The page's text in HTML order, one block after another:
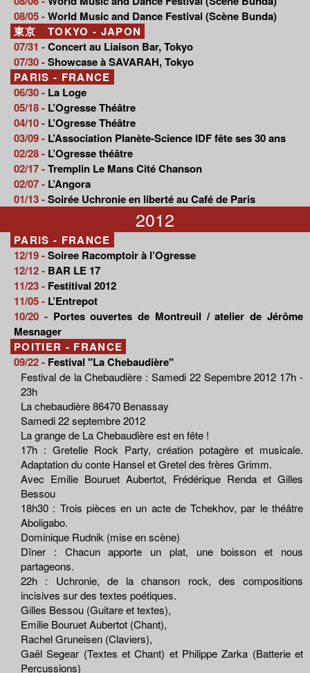
08/05 -World Music and Dance Festival (Scène Bunda)
東京 TOKYO - JAPON
07/31 -Concert au Liaison Bar, Tokyo
07/30 -Showcase à SAVARAH, Tokyo
PARIS - FRANCE
06/30 - La Loge
05/18 - L’Ogresse Théâtre
04/10 - L’Ogresse Théâtre
03/09 - L’Association Planète-Science IDF fête ses 30 ans
02/28 - L’Ogresse théâtre
02/17 -Tremplin Le Mans Cité Chanson
02/07 - L’Angora
01/13 -Soirée Uchronie en liberté au Café de Paris
2012
PARIS - FRANCE
12/19 -Soiree Racomptoir à l’Ogresse
12/12 - BAR LE 17
11/23 - Festitival 2012
11/05 - L’Entrepot
10/20 - Portes ouvertes de Montreuil / atelier de Jérôme
Mesnager
POITIER - FRANCE
09/22 - Festival "La Chebaudière"
Festival de la Chebaudière : Samedi 22 Sepembre 2012 17h -
23h
La chebaudière 86470 Benassay
Samedi 22 septembre 2012
La grange de La Chebaudière est en fête !
17h : Gretelle Rock Party, création potagère et musicale.
Adaptation du conte Hansel et Gretel des frères Grimm.
Avec Emilie Bouruet Aubertot, Frédérique Renda et Gilles
Bessou
18h30 : Trois pièces en un acte de Tchekhov, par le théâtre
Aboligabo.
Dominique Rudnik (mise en scène)
Dîner : Chacun apporte un plat, une boisson et nous
partageons.
22h : Uchronie, de la chanson rock, des compositions
incisives sur des textes poétiques.
Gilles Bessou (Guitare et textes),
Emilie Bouruet Aubertot (Chant),
Rachel Gruneisen (Claviers),
Gaël Segear (Textes et Chant) et Philippe Zarka (Batterie et
Percussions)